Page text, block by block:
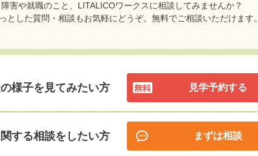
障害や就職のこと、LITALICOワークスに相談してみませんか？
とした質問・相談もお気軽にどうぞ。無料でご相談いただけます
様子を見てみたい方 見学予約する
する相談をしたい方 まずは相談